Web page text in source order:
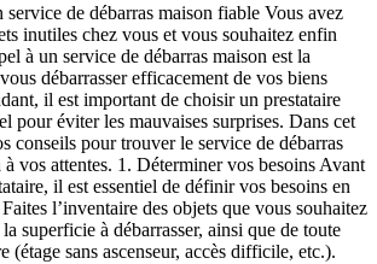
de débarras maison fiable Vous avez
inutiles chez vous et vous souhaitez enfin
à un service de débarras maison est la
débarrasser efficacement de vos biens
il est important de choisir un prestataire
pour éviter les mauvaises surprises. Dans cet
conseils pour trouver le service de débarras
vos attentes. 1. Déterminer vos besoins Avant
il est essentiel de définir vos besoins en
l’inventaire des objets que vous souhaitez
superficie à débarrasser, ainsi que de toute
(étage sans ascenseur, accès difficile, etc.).